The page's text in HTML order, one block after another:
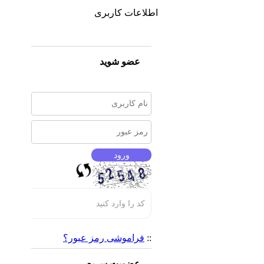
اطلاعات کاربری
عضو شوید
:: فراموشی رمز عبور؟